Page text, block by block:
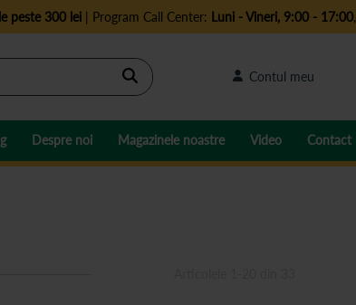
peste 300 lei| Program Call Center: Luni - Vineri, 9:00 - 17:00,
Cautare Contul meu
Despre noi Magazinele noastre Video Contact